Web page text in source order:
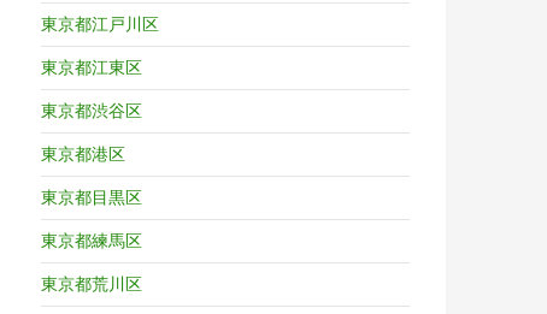
東京都江戸川区
東京都江東区
東京都渋谷区
東京都港区
東京都目黒区
東京都練馬区
東京都荒川区